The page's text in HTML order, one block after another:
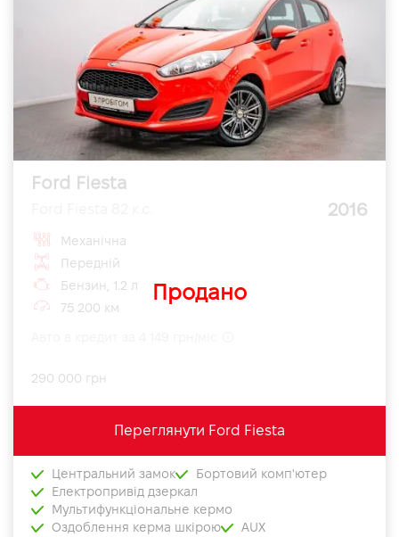
Ford Fiesta
2016
Продано
Механічна
Передній
Бензин, 1.2 л
75 200 км
290 000 грн
Переглянути Ford Fiesta
Центральний замок
Бортовий комп'ютер
Електропривід дзеркал
Мультифункціональне кермо
Оздоблення керма шкірою
AUX